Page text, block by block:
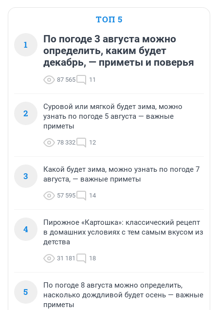
ТОП 5
1
По погоде 3 августа можно
определить, каким будет
декабрь, — приметы и поверья
87 565 11
2
Суровой или мягкой будет зима, можно
узнать по погоде 5 августа — важные
приметы
78 332 12
3
Какой будет зима, можно узнать по погоде 7
августа, — важные приметы
57 595 14
4
Пирожное «Картошка»: классический рецепт
в домашних условиях с тем самым вкусом из
детства
31 181 18
5
По погоде 8 августа можно определить,
насколько дождливой будет осень — важные
приметы